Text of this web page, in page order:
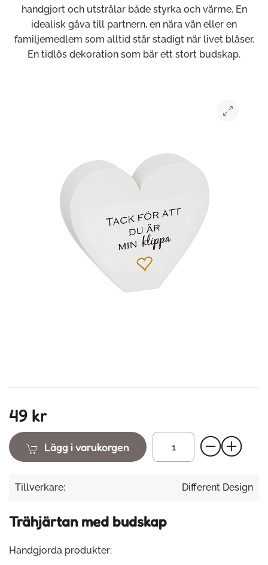
handgjort och utstrålar både styrka och värme. En
idealisk gåva till partnern, en nära vän eller en
familjemedlem som alltid står stadigt när livet blåser.
En tidlös dekoration som bär ett stort budskap.
49 kr
Lägg i varukorgen
Tillverkare: Different Design
Trähjärtan med budskap
Handgjorda produkter: